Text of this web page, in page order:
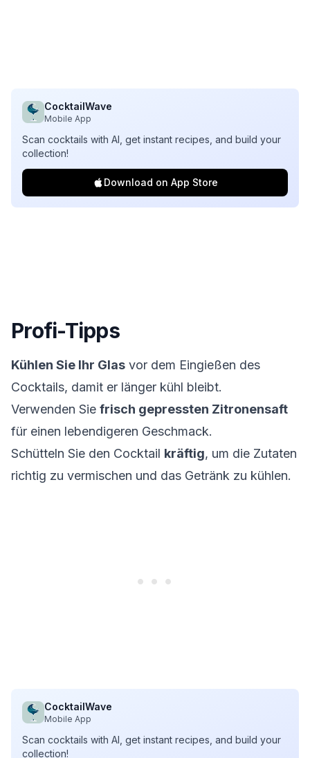
CocktailWave
Mobile App
Scan cocktails with AI, get instant recipes, and build your
collection!
Download on App Store
Profi-Tipps
Kühlen Sie Ihr Glas vor dem Eingießen des
Cocktails, damit er länger kühl bleibt.
Verwenden Sie frisch gepressten Zitronensaft
für einen lebendigeren Geschmack.
Schütteln Sie den Cocktail kräftig, um die Zutaten
richtig zu vermischen und das Getränk zu kühlen.
CocktailWave
Mobile App
Scan cocktails with AI, get instant recipes, and build your
collection!